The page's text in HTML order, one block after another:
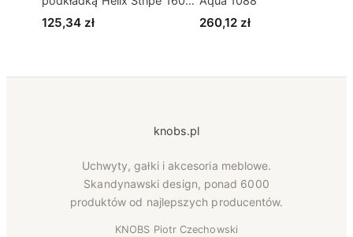
Aluminiowy Czarny
125,34 zł 260,12 zł
knobs.pl
Uchwyty, gałki i akcesoria meblowe.
Skandynawski design, ponad 6000
produktów od najlepszych producentów.
KNOBS Piotr Czechowski